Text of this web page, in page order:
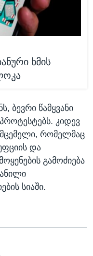
ხმის
ბევრი წამყვანი
კიდევ
რომელმაც
და
გამოძიება
სიაში.